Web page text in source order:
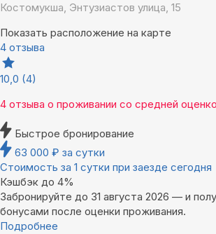
Костомукша, Энтузиастов улица, 15
Показать расположение на карте
4 отзыва
10,0 (4)
4 отзыва о проживании со средней
Быстрое бронирование
63 000 ₽ за сутки
Стоимость за 1 сутки при заезде сегодня
Кэшбэк до 4%
Забронируйте до 31 августа 2026 — и
бонусами после оценки проживания.
Подробнее